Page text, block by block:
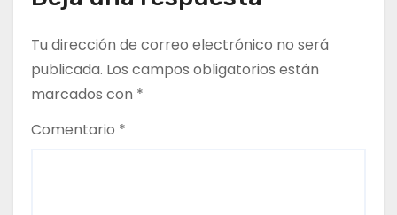
t
r
a
Tu dirección de correo electrónico no será
publicada. Los campos obligatorios están
marcados con *
Comentario *